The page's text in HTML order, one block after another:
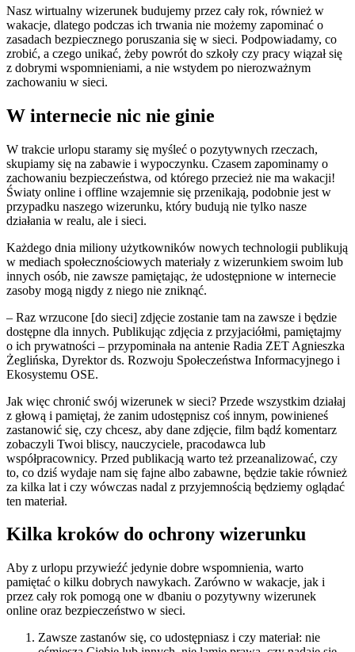
Nasz wirtualny wizerunek budujemy przez cały rok, również w
wakacje, dlatego podczas ich trwania nie możemy zapominać o
zasadach bezpiecznego poruszania się w sieci. Podpowiadamy, co
zrobić, a czego unikać, żeby powrót do szkoły czy pracy wiązał się
z dobrymi wspomnieniami, a nie wstydem po nierozważnym
zachowaniu w sieci.
W internecie nic nie ginie
W trakcie urlopu staramy się myśleć o pozytywnych rzeczach,
skupiamy się na zabawie i wypoczynku. Czasem zapominamy o
zachowaniu bezpieczeństwa, od którego przecież nie ma wakacji!
Światy online i offline wzajemnie się przenikają, podobnie jest w
przypadku naszego wizerunku, który budują nie tylko nasze
działania w realu, ale i sieci.
Każdego dnia miliony użytkowników nowych technologii publikują
w mediach społecznościowych materiały z wizerunkiem swoim lub
innych osób, nie zawsze pamiętając, że udostępnione w internecie
zasoby mogą nigdy z niego nie zniknąć.
– Raz wrzucone [do sieci] zdjęcie zostanie tam na zawsze i będzie
dostępne dla innych. Publikując zdjęcia z przyjaciółmi, pamiętajmy
o ich prywatności – przypominała na antenie Radia ZET Agnieszka
Żeglińska, Dyrektor ds. Rozwoju Społeczeństwa Informacyjnego i
Ekosystemu OSE.
Jak więc chronić swój wizerunek w sieci? Przede wszystkim działaj
z głową i pamiętaj, że zanim udostępnisz coś innym, powinieneś
zastanowić się, czy chcesz, aby dane zdjęcie, film bądź komentarz
zobaczyli Twoi bliscy, nauczyciele, pracodawca lub
współpracownicy. Przed publikacją warto też przeanalizować, czy
to, co dziś wydaje nam się fajne albo zabawne, będzie takie również
za kilka lat i czy wówczas nadal z przyjemnością będziemy oglądać
ten materiał.
Kilka kroków do ochrony wizerunku
Aby z urlopu przywieźć jedynie dobre wspomnienia, warto
pamiętać o kilku dobrych nawykach. Zarówno w wakacje, jak i
przez cały rok pomogą one w dbaniu o pozytywny wizerunek
online oraz bezpieczeństwo w sieci.
Zawsze zastanów się, co udostępniasz i czy materiał: nie